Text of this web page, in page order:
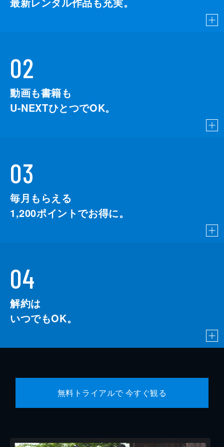
02
動画も書籍も
U-NEXTひとつでOK。
03
毎月もらえる
1,200ポイントでお得に。
04
解約は
いつでもOK。
無料トライアルで 今すぐ観る